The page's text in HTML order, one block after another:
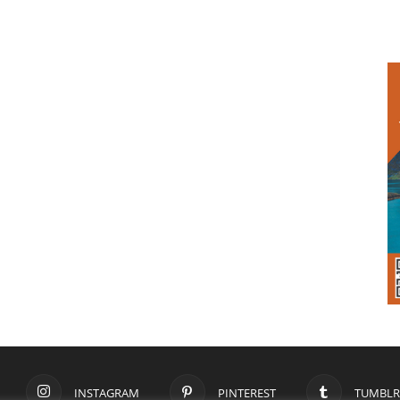
INSTAGRAM PINTEREST TUMBLR